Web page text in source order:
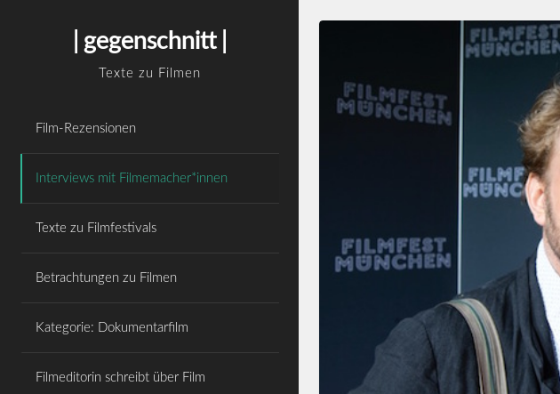
| gegenschnitt |
Texte zu Filmen
Film-Rezensionen
Interviews mit Filmemacher*innen
Texte zu Filmfestivals
Betrachtungen zu Filmen
Kategorie: Dokumentarfilm
Filmeditorin schreibt über Film